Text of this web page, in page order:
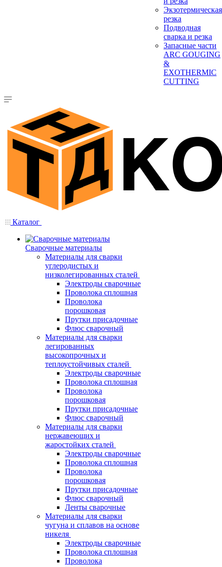
Экзотермическая
резка
Подводная
сварка и резка
Запасные части
ARC GOUGING
&
EXOTHERMIC
CUTTING
Каталог
Сварочные материалы
Материалы для сварки
углеродистых и
низколегированных сталей
Электроды сварочные
Проволока сплошная
Проволока
порошковая
Прутки присадочные
Флюс сварочный
Материалы для сварки
легированных
высокопрочных и
теплоустойчивых сталей
Электроды сварочные
Проволока сплошная
Проволока
порошковая
Прутки присадочные
Флюс сварочный
Материалы для сварки
нержавеющих и
жаростойких сталей
Электроды сварочные
Проволока сплошная
Проволока
порошковая
Прутки присадочные
Флюс сварочный
Ленты сварочные
Материалы для сварки
чугуна и сплавов на основе
никеля
Электроды сварочные
Проволока сплошная
Проволока